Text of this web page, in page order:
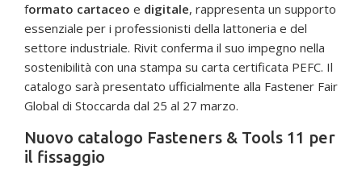
formato cartaceo e digitale, rappresenta un supporto
essenziale per i professionisti della lattoneria e del
settore industriale. Rivit conferma il suo impegno nella
sostenibilità con una stampa su carta certificata PEFC. Il
catalogo sarà presentato ufficialmente alla Fastener Fair
Global di Stoccarda dal 25 al 27 marzo.
Nuovo catalogo Fasteners & Tools 11 per
il fissaggio